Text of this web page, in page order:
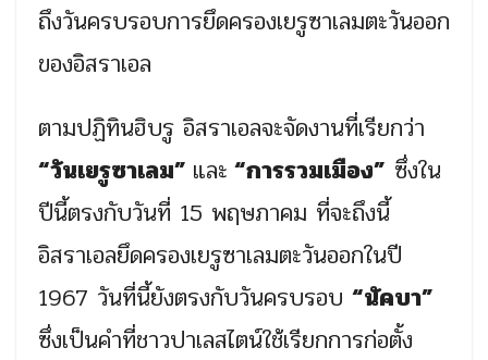
ถึงวันครบรอบการยึดครองเยรูซาเลมตะวันออก
ของอิสราเอล
ตามปฏิทินฮิบรู อิสราเอลจะจัดงานที่เรียกว่า
“วันเยรูซาเลม” และ “การรวมเมือง” ซึ่งใน
ปีนี้ตรงกับวันที่ 15 พฤษภาคม ที่จะถึงนี้
อิสราเอลยึดครองเยรูซาเลมตะวันออกในปี
1967 วันที่นี้ยังตรงกับวันครบรอบ “นัคบา”
ซึ่งเป็นคำที่ชาวปาเลสไตน์ใช้เรียกการก่อตั้ง